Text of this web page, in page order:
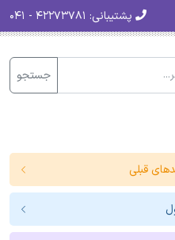
پشتیبانی:
جستجو
قبلی